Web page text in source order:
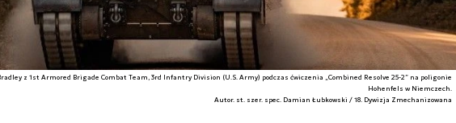
z 1st Armored Brigade Combat Team, 3rd Infantry Division (U.S. Army) podczas ćwiczenia „Combined Resolve 25-2” na poligonie
Hohenfels w Niemczech.
Autor. st. szer. spec. Damian Łubkowski / 18. Dywizja Zmechanizowana